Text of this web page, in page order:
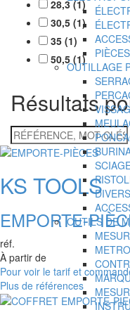
OUTILLAGE
DIVERS
OUTILS DE
28,3 (1)
30,5 (1)
35 (1)
50,5 (1)
Résultats
RÉFÉRENCE,
MOT-
CLÉS
KS TOOLS
EMPORTE-
réf.
À partir de
Pour voir le tarif et
Plus de références